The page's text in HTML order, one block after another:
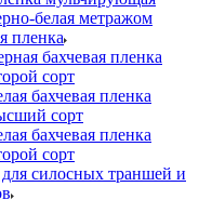
белая метражом
пленка
бахчевая пленка
сорт
бахчевая пленка
сорт
бахчевая пленка
сорт
силосных траншей и